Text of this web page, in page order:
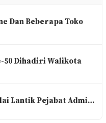
Dan Beberapa Toko
50 Dihadiri Walikota
Lantik Pejabat Admi…